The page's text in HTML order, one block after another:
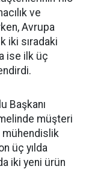
ve
Avrupa
iki sıradaki
ise ilk üç
Başkanı
müşteri
mühendislik
üç yılda
iki yeni ürün